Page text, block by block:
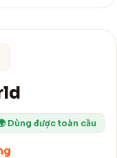
Dùng được toàn cầu